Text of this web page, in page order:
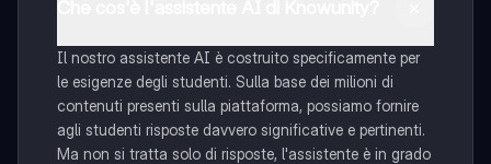
Il nostro assistente AI è costruito specificamente per
le esigenze degli studenti. Sulla base dei milioni di
contenuti presenti sulla piattaforma, possiamo fornire
agli studenti risposte davvero significative e pertinenti.
Ma non si tratta solo di risposte, l'assistente è in grado